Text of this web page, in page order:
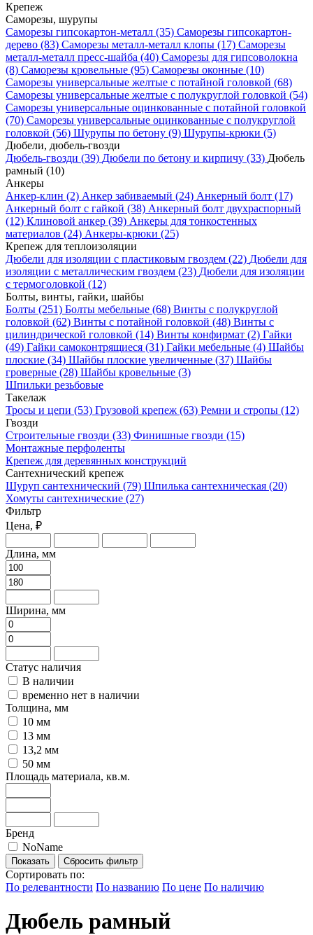
Крепеж
Саморезы, шурупы
Саморезы гипсокартон-металл (35) Саморезы гипсокартон-
дерево (83) Саморезы металл-металл клопы (17) Саморезы
металл-металл пресс-шайба (40) Саморезы для гипсоволокна
(8) Саморезы кровельные (95) Саморезы оконные (10)
Саморезы универсальные желтые с потайной головкой (68)
Саморезы универсальные желтые с полукруглой головкой (54)
Саморезы универсальные оцинкованные с потайной головкой
(70) Саморезы универсальные оцинкованные с полукруглой
головкой (56) Шурупы по бетону (9) Шурупы-крюки (5)
Дюбели, дюбель-гвозди
Дюбель-гвозди (39) Дюбели по бетону и кирпичу (33) Дюбель
рамный (10)
Анкеры
Анкер-клин (2) Анкер забиваемый (24) Анкерный болт (17)
Анкерный болт с гайкой (38) Анкерный болт двухраспорный
(12) Клиновой анкер (39) Анкеры для тонкостенных
материалов (24) Анкеры-крюки (25)
Крепеж для теплоизоляции
Дюбели для изоляции с пластиковым гвоздем (22) Дюбели для
изоляции с металлическим гвоздем (23) Дюбели для изоляции
c термоголовкой (12)
Болты, винты, гайки, шайбы
Болты (251) Болты мебельные (68) Винты с полукруглой
головкой (62) Винты с потайной головкой (48) Винты с
цилиндрической головкой (14) Винты конфирмат (2) Гайки
(49) Гайки самоконтрящиеся (31) Гайки мебельные (4) Шайбы
плоские (34) Шайбы плоские увеличенные (37) Шайбы
гроверные (28) Шайбы кровельные (3)
Шпильки резьбовые
Такелаж
Тросы и цепи (53) Грузовой крепеж (63) Ремни и стропы (12)
Гвозди
Строительные гвозди (33) Финишные гвозди (15)
Монтажные перфоленты
Крепеж для деревянных конструкций
Сантехнический крепеж
Шуруп сантехнический (79) Шпилька сантехническая (20)
Хомуты сантехнические (27)
Фильтр
Цена, ₽
Длина, мм
Ширина, мм
Статус наличия
В наличии
временно нет в наличии
Толщина, мм
10 мм
13 мм
13,2 мм
50 мм
Площадь материала, кв.м.
Бренд
NoName
Сбросить фильтр
Сортировать по:
По релевантности По названию По цене По наличию
Дюбель рамный